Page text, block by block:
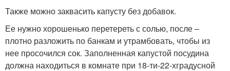
Также можно заквасить капусту без добавок.
Ее нужно хорошенько перетереть с солью, после –
плотно разложить по банкам и утрамбовать, чтобы из
нее просочился сок. Заполненная капустой посудина
должна находиться в комнате при 18-ти-22-хградусной